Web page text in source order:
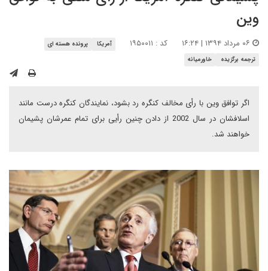
وین
کد : ۱۹۵۰۰۱۱ آمریکا
پرونده هسته ای
ترجمه برگزیده
خاورمیانه
اگر توافق وین با رأی مخالف کنگره رد بشود، نمایندگان کنگره درست مانند
اسلافشان در سال 2002 از دادن چنین رأیی برای تمام عمرشان پشیمان
خواهند شد.